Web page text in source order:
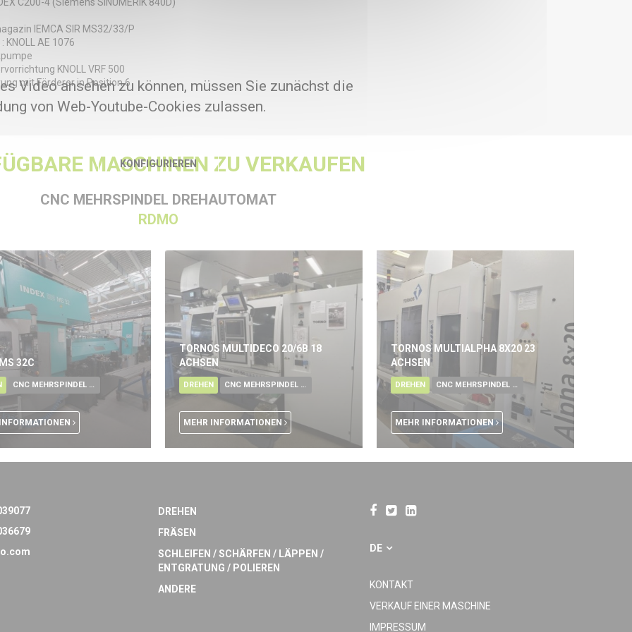
C200-4 (Siemens SINUMERIK 840D)
IEMCA SIR MS32/33/P
KNOLL AE 1076
KNOLL VRF 500
mit Förderer in Position 6
Video ansehen zu können, müssen Sie zunächst die
von Web-Youtube-Cookies zulassen.
KONFIGURIEREN
MASCHINEN ZU VERKAUFEN
CNC MEHRSPINDEL DREHAUTOMAT
RDMO
32C
CNC MEHRSPINDEL DREHAUTOMAT
TORNOS MULTIDECO 20/6B 18
ACHSEN
DREHEN CNC MEHRSPINDEL DREHAUTOMAT
MEHR INFORMATIONEN
TORNOS MULTIALPHA 8X20 23
ACHSEN
DREHEN CNC MEHRSPINDEL DREHAUTOMAT
MEHR INFORMATIONEN
DREHEN
FRÄSEN
SCHLEIFEN / SCHÄRFEN / LÄPPEN /
ENTGRATUNG / POLIEREN
ANDERE
DE
KONTAKT
VERKAUF EINER MASCHINE
IMPRESSUM